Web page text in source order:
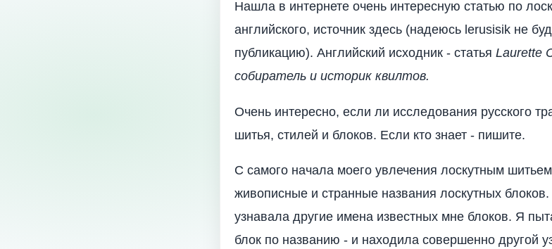
Нашла в интернете очень интересную статью по
английского, источник здесь (надеюсь lerusisik не
публикацию). Английский исходник - статья Laurette
собиратель и историк квилтов.
Очень интересно, если ли исследования русского
шитья, стилей и блоков. Если кто знает - пишите.
С самого начала моего увлечения лоскутным
живописные и странные названия лоскутных
узнавала другие имена известных мне блоков. Я
блок по названию - и находила совершенно другой